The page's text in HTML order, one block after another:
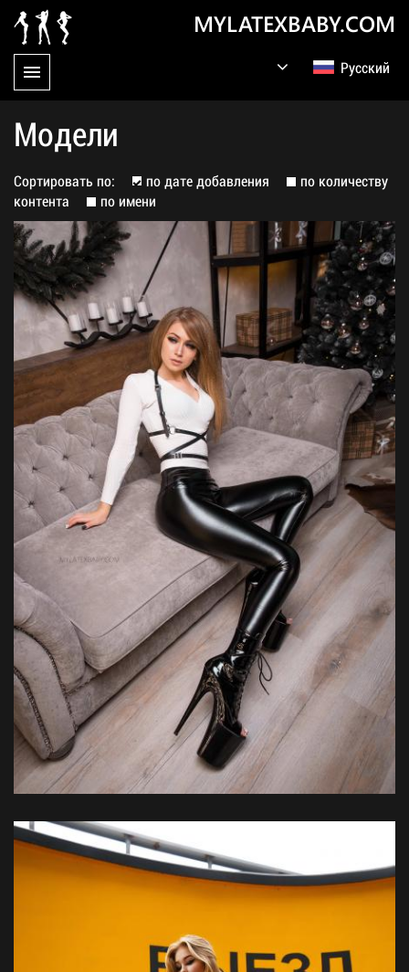
MYLATEXBABY.COM
Русский
Модели
Сортировать по: по дате добавления
по количеству
контента
по имени